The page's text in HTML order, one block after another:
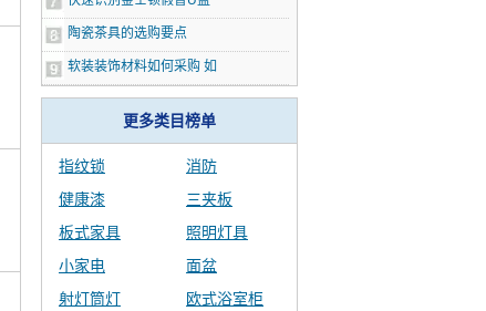
陶瓷茶具的选购要点
软装装饰材料如何采购 如
更多类目榜单
指纹锁
消防
健康漆
三夹板
板式家具
照明灯具
小家电
面盆
射灯筒灯
欧式浴室柜